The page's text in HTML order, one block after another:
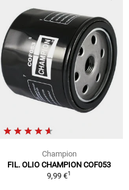
Champion
FIL. OLIO CHAMPION COF053
9,99 €1